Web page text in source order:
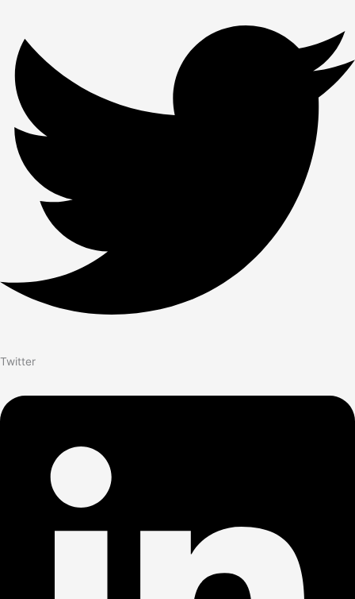
Twitter